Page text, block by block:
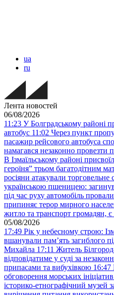
ua
ru
Лента новостей
06/08/2026
11:23 У Болградському районі
автобус 11:02 Через пункт
пасажир рейсового автобуса
намагався незаконно провезти
В Ізмаїльському районі
героїня” трьом багатодітним
росіяни атакували торговельне
українською пшеницею:
під час руху автомобіль
припиняє терор мирного
житло та транспорт громадян, є
05/08/2026
17:49 Рік у небесному строю:
вшанували пам’ять загиблого
Михайла 17:11 Житель
відповідатиме у суді за
припасами та вибухівкою 16:47
обговорення морських
історико-етнографічний музей